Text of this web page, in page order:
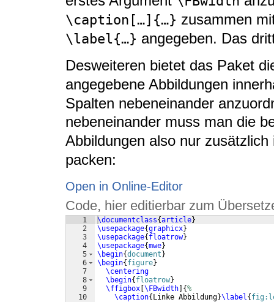
\caption[…]{…} zusammen
\label{…} angegeben. Das
Desweiteren bietet das Paket
angegebene Abbildungen
Spalten nebeneinander
nebeneinander muss man die
Abbildungen also nur
packen:
Open in Online-Editor
Code, hier editierbar zum
1
2
3
4
5
6
7
8
9
10
\documentclass{article}
\usepackage{graphicx}
\usepackage{ floatrow}
\usepackage{mwe}
\begin{document }
\begin{ figure}
\centering
\begin{ floatrow}
\ffigbox \FBwidth {%
\caption{ Linke Abbildung}\label{